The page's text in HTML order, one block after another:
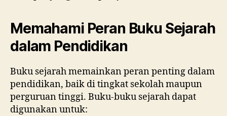
Memahami Peran Buku Sejarah
dalam Pendidikan
Buku sejarah memainkan peran penting dalam
pendidikan, baik di tingkat sekolah maupun
perguruan tinggi. Buku-buku sejarah dapat
digunakan untuk: